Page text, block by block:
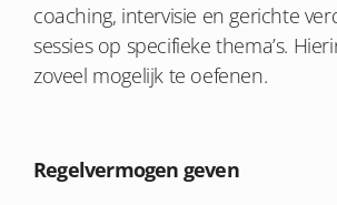
coaching, intervisie en gerichte
sessies op specifieke thema’s.
zoveel mogelijk te oefenen.
Regelvermogen geven